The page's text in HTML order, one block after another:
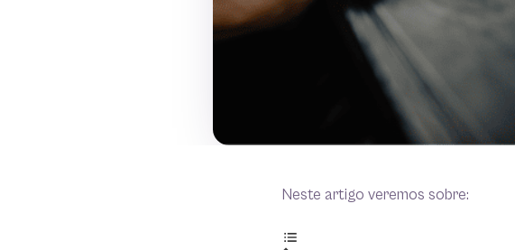
Neste artigo veremos sobre: